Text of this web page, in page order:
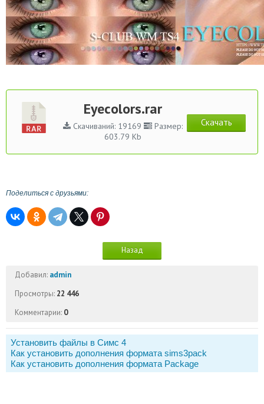
Eyecolors.rar
Скачиваний: 19169
Размер:
603.79 Kb
Скачать
Поделиться с друзьями:
Назад
Добавил: admin
Просмотры: 22 446
Комментарии: 0
Установить файлы в Симс 4
Как установить дополнения формата sims3pack
Как установить дополнения формата Package